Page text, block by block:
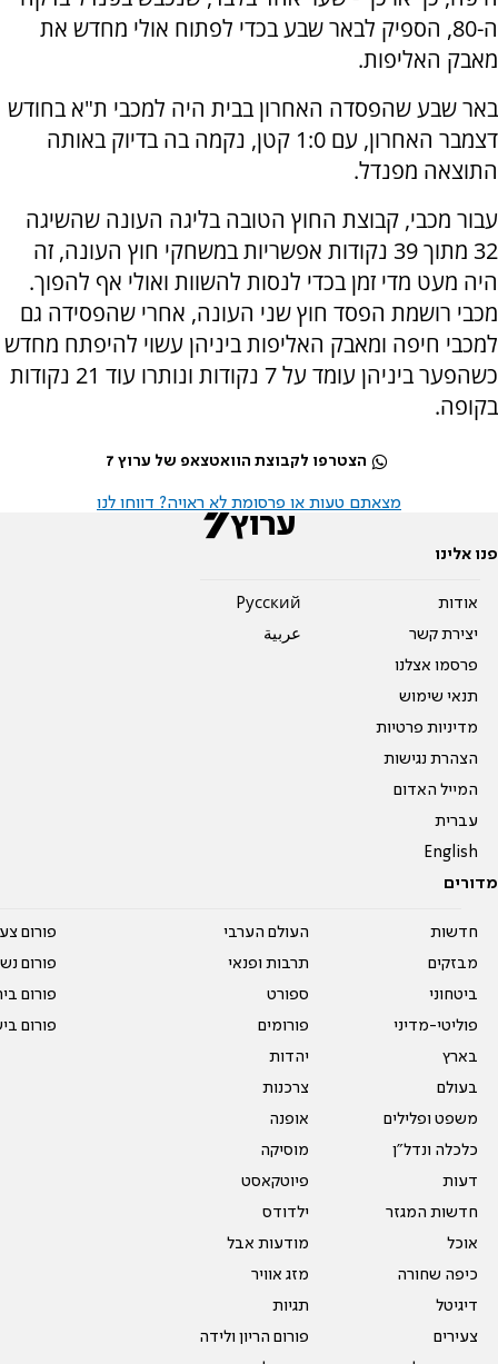
ה-80, הספיק לבאר שבע בכדי לפתוח אולי מחדש את
מאבק האליפות.
באר שבע שהפסדה האחרון בבית היה למכבי ת"א בחודש
דצמבר האחרון, עם 1:0 קטן, נקמה בה בדיוק באותה
התוצאה מפנדל.
עבור מכבי, קבוצת החוץ הטובה בליגה העונה שהשיגה
32 מתוך 39 נקודות אפשריות במשחקי חוץ העונה, זה
היה מעט מדי זמן בכדי לנסות להשוות ואולי אף להפוך.
מכבי רושמת הפסד חוץ שני העונה, אחרי שהפסידה גם
למכבי חיפה ומאבק האליפות ביניהן עשוי להיפתח מחדש
כשהפער ביניהן עומד על 7 נקודות ונותרו עוד 21 נקודות
בקופה.
הצטרפו לקבוצת הוואטצאפ של ערוץ 7
מצאתם טעות או פרסומת לא ראויה? דווחו לנו
פנו אלינו
אודות
יצירת קשר
פרסמו אצלנו
תנאי שימוש
מדיניות פרטיות
הצהרת נגישות
המייל האדום
עברית
English
Pусский
عربية
מדורים
חדשות
מבזקים
ביטחוני
פוליטי-מדיני
בארץ
בעולם
משפט ופלילים
כלכלה ונדל"ן
דעות
חדשות המגזר
אוכל
כיפה שחורה
דיגיטל
צעירים
העולם הערבי
תרבות ופנאי
ספורט
פורומים
יהדות
צרכנות
אופנה
מוסיקה
פיוטקאסט
ילדודס
מודעות אבל
מזג אוויר
תגיות
פורום הריון ולידה
פורום
פורום
פורום
פורום